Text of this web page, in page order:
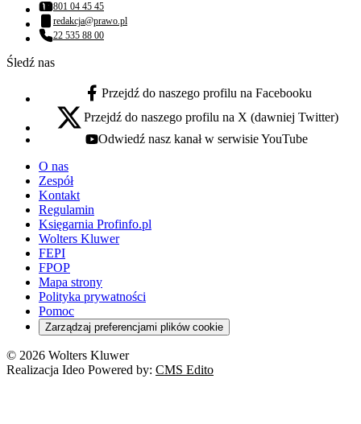
Numer telefonu:
801 04 45 45
Adres email:
redakcja@prawo.pl
Numer telefonu:
22 535 88 00
Śledź nas
facebook - otwiera się w nowej karcie
Przejdź do naszego profilu na Facebooku
x - otwiera się w nowej karcie
Przejdź do naszego profilu na X (dawniej Twitter)
youtube - otwiera się w nowej karcie
Odwiedź nasz kanał w serwisie YouTube
O nas
Zespół
Kontakt
Regulamin
Księgarnia Profinfo.pl
Wolters Kluwer
FEPI
FPOP
Mapa strony
Polityka prywatności
Pomoc
Zarządzaj preferencjami plików cookie
© 2026 Wolters Kluwer
Realizacja Ideo Powered by: CMS Edito